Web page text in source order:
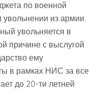
по военной
увольнении из армии.
увольняется в
причине с выслугой
ему
в рамках НИС за все
до 20-ти летней